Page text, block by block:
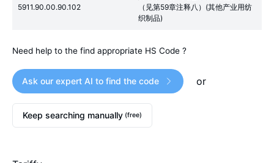
5911.90.00.90.102
（见第59章注释八）(其他产业用纺
织制品)
Need help to the find appropriate HS Code ?
Ask our expert AI to find the code or
Keep searching manually (free)